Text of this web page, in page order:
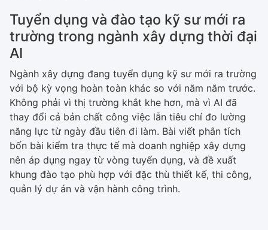
Tuyển dụng và đào tạo kỹ sư mới ra
trường trong ngành xây dựng thời đại
AI
Ngành xây dựng đang tuyển dụng kỹ sư mới ra trường
với bộ kỳ vọng hoàn toàn khác so với năm năm trước.
Không phải vì thị trường khắt khe hơn, mà vì AI đã
thay đổi cả bản chất công việc lẫn tiêu chí đo lường
năng lực từ ngày đầu tiên đi làm. Bài viết phân tích
bốn bài kiểm tra thực tế mà doanh nghiệp xây dựng
nên áp dụng ngay từ vòng tuyển dụng, và đề xuất
khung đào tạo phù hợp với đặc thù thiết kế, thi công,
quản lý dự án và vận hành công trình.